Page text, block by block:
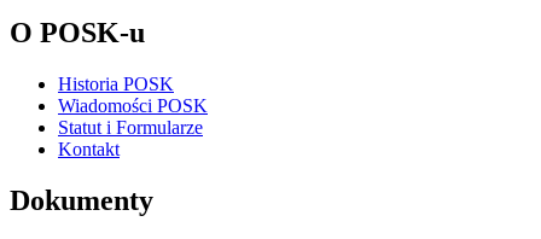
O POSK-u
Historia POSK
Wiadomości POSK
Statut i Formularze
Kontakt
Dokumenty